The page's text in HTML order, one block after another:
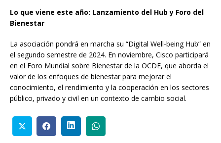
Lo que viene este año: Lanzamiento del Hub y Foro del
Bienestar
La asociación pondrá en marcha su “Digital Well-being Hub” en
el segundo semestre de 2024. En noviembre, Cisco participará
en el Foro Mundial sobre Bienestar de la OCDE, que aborda el
valor de los enfoques de bienestar para mejorar el
conocimiento, el rendimiento y la cooperación en los sectores
público, privado y civil en un contexto de cambio social.